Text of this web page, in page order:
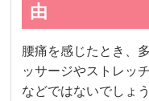
由
腰痛を感じたとき、
ッサージやストレッ
などではないでしょ